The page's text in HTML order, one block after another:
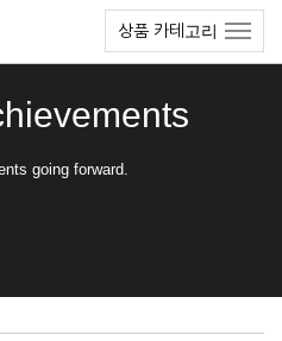
상품 카테고리
going forward.